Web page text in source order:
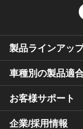
製品ラインアッ
車種別の製品適
お客様サポート
企業/採用情報